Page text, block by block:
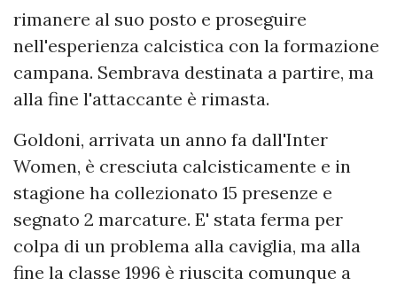
rimanere al suo posto e proseguire
nell'esperienza calcistica con la formazione
campana. Sembrava destinata a partire, ma
alla fine l'attaccante è rimasta.
Goldoni, arrivata un anno fa dall'Inter
Women, è cresciuta calcisticamente e in
stagione ha collezionato 15 presenze e
segnato 2 marcature. E' stata ferma per
colpa di un problema alla caviglia, ma alla
fine la classe 1996 è riuscita comunque a